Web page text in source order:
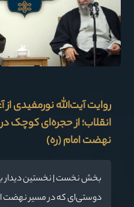
روایت آیت‌الله نورمفیدی از
انقلاب؛ از حجره‌ای کوچک
نهضت امام (ره)
بخش نخست | نخستین دیدار
دوستی‌ای که در مسیر نهضت